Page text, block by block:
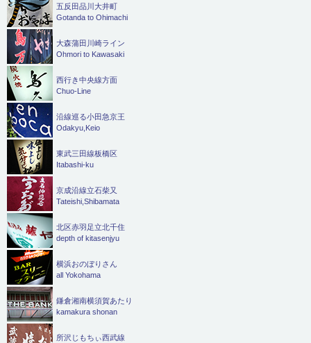
五反田品川大井町
Gotanda to Ohimachi
大森蒲田川崎ライン
Ohmori to Kawasaki
西行き中央線方面
Chuo-Line
沿線巡る小田急京王
Odakyu,Keio
東武三田線板橋区
Itabashi-ku
京成沿線立石柴又
Tateishi,Shibamata
北区赤羽足立北千住
depth of kitasenjyu
横浜おのぼりさん
all Yokohama
鎌倉湘南横須賀あたり
kamakura shonan
所沢じもちぃ西武線